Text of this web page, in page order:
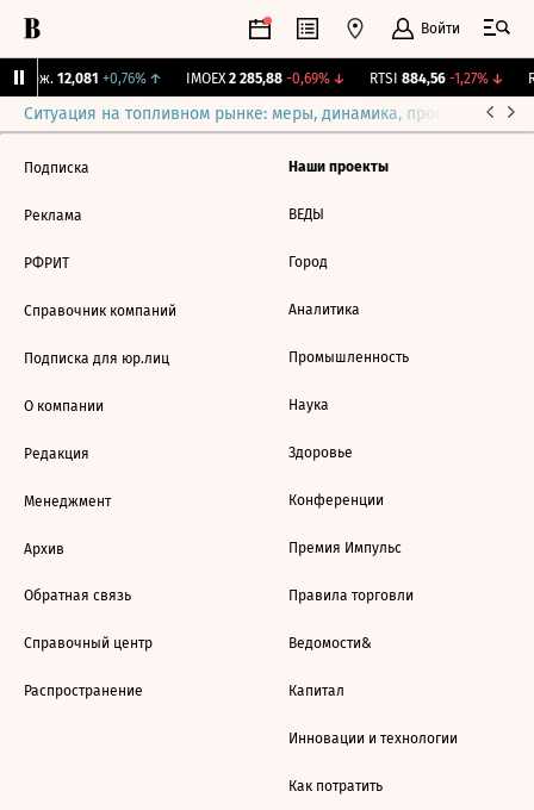
Войти
Бирж. 12,081 +0,76%↑ IMOEX 2 285,88 -0,69%↓ RTSI 884,56 -1,27%↓
Ситуация на топливном рынке: меры, динамика, прогнозы
Подписка
Реклама
РФРИТ
Справочник компаний
Подписка для юр.лиц
О компании
Редакция
Менеджмент
Архив
Обратная связь
Справочный центр
Распространение
Наши проекты
ВЕДЫ
Город
Аналитика
Промышленность
Наука
Здоровье
Конференции
Премия Импульс
Правила торговли
Ведомости&
Капитал
Инновации и технологии
Как потратить